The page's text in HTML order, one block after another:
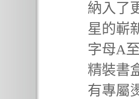
納入了
星的嶄
字母A
精裝書
有專屬